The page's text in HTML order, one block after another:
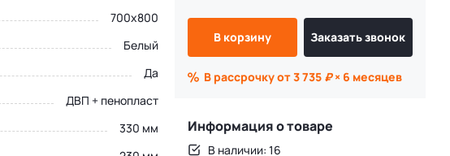
700х800
Белый
Да
ДВП + пенопласт
330 мм
В корзину Заказать звонок
В рассрочку от 3 735 ₽× 6 месяцев
Информация о товаре
В наличии: 16